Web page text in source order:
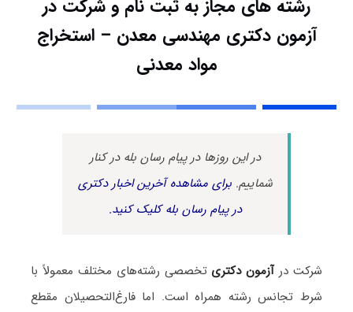
رشته های مجاز به ثبت نام و شرکت در
آزمون دکتری مهندسی معدن – استخراج
مواد معدنی
در این روزها در پیام رسان بله در کنار
شماییم.برای مشاهده آخرین اخبار دکتری
در پیام رسان بله کلیک کنید.
شرکت درآزمون دکتری تخصصی رشته‌های مختلف معمولاً با
شرط تجانس رشته همراه است. اما فارغ‌التحصیلان مقطع